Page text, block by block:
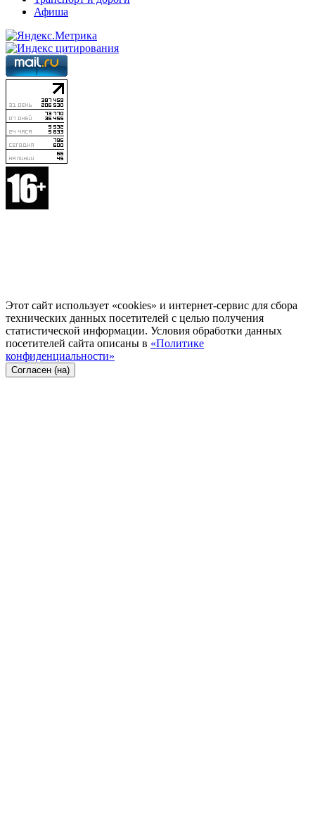
Афиша
Этот сайт использует «cookies» и интернет-сервис для сбора
технических данных посетителей с целью получения
статистической информации. Условия обработки данных
посетителей сайта описаны в «Политике
конфиденциальности»
Согласен (на)